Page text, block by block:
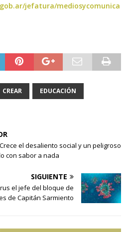
jefatura/mediosycomunica
CREAR EDUCACIÓN
el desaliento social y un peligroso
con sabor a nada
SIGUIENTE
el jefe del bloque de
de Capitán Sarmiento